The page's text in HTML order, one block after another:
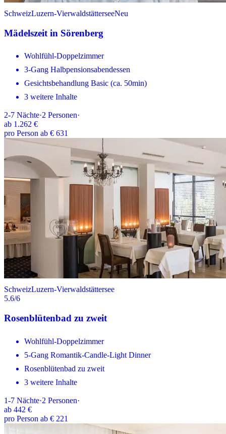
SchweizLuzern-VierwaldstätterseeNeu
Mädelszeit in Sörenberg
Wohlfühl-Doppelzimmer
3-Gang Halbpensionsabendessen
Gesichtsbehandlung Basic (ca. 50min)
3 weitere Inhalte
2-7 Nächte·2 Personen·
ab 1.262 €
pro Person ab € 631
SchweizLuzern-Vierwaldstättersee
5.6/6
Rosenblütenbad zu zweit
Wohlfühl-Doppelzimmer
5-Gang Romantik-Candle-Light Dinner
Rosenblütenbad zu zweit
3 weitere Inhalte
1-7 Nächte·2 Personen·
ab 442 €
pro Person ab € 221